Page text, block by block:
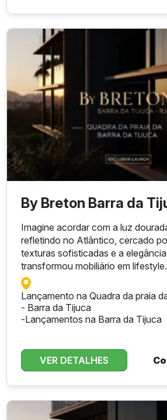
By Breton Barra da
Imagine acordar com a luz
refletindo no Atlântico, cercado
texturas sofisticadas e a
transformou mobiliário em
Lançamento na Quadra da praia
- Barra da Tijuca
-Lançamentos na Barra da Tijuca
VER DETALHES